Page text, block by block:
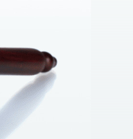
податкових зборів і